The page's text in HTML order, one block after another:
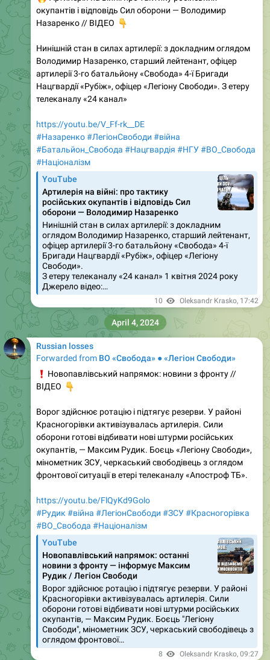
окупантів і відповідь Сил оборони — Володимир
Назаренко // ВІДЕО
👇
Нинішній стан в силах артилерії: з докладним оглядом
Володимир Назаренко, старший лейтенант, офіцер
артилерії 3-го батальйону «Свобода» 4-ї Бригади
Нацгвардії «Рубіж», офіцер «Легіону Свободи». З етеру
телеканалу «24 канал»
https://youtu.be/V_Ff-rk__DE
#Назаренко#ЛегіонСвободи #війна
#Батальйон_Свобода #Нацгвардія #НГУ#ВО_Cвобода
#Націоналізм
YouTube
Артилерія на війні: про тактику
російських окупантів і відповідь Сил
оборони — Володимир Назаренко
Нинішній стан в силах артилерії: з докладним
оглядом Володимир Назаренко, старший лейтенант,
офіцер артилерії 3-го батальйону «Свобода» 4-ї
Бригади Нацгвардії «Рубіж», офіцер «Легіону
Свободи».
З етеру телеканалу «24 канал» 1 квітня 2024 року
Джерело відео:…
10 Oleksandr Krasko, 17:42
Russian losses
Forwarded from ВО «Свобода» ● «Легіон Свободи»
Новопавлівський напрямок: новини з фронту //
ВІДЕО
Ворог здійснює ротацію і підтягує резерви. У районі
Красногорівки активізувалась артилерія. Сили
оборони готові відбивати нові штурми російських
окупантів, — Максим Рудик. Боєць «Легіону Свободи»,
мінометник ЗСУ, черкаський свободівець з оглядом
фронтової ситуації в етері телеканалу «Апостроф ТБ».
https://youtu.be/FlQyKd9Golo
#Рудик #війна #ЛегіонСвободи #ЗСУ#Красногорівка
#ВО_Cвобода #Націоналізм
YouTube
Новопавлівський напрямок: останні
новини з фронту — інформує Максим
Рудик / Легіон Свободи
Ворог здійснює ротацію і підтягує резерви. У районі
Красногорівки активізувалась артилерія. Сили
оборони готові відбивати нові штурми російських
окупантів, — Максим Рудик. Боєць "Легіону
Свободи", мінометник ЗСУ, черкаський свободівець з
оглядом фронтової…
8 Oleksandr Krasko, 09:27
April 4, 2024